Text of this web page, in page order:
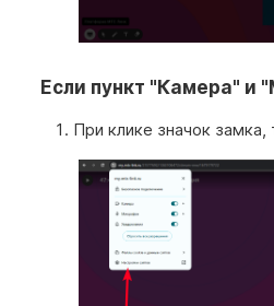
Если пункт "Камера" и
При клике значок